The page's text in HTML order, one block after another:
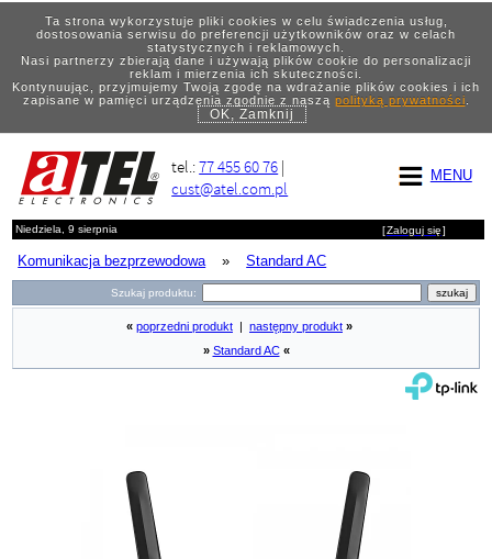
Ta strona wykorzystuje pliki cookies w celu świadczenia usług,
dostosowania serwisu do preferencji użytkowników oraz w celach
statystycznych i reklamowych.
Nasi partnerzy zbierają dane i używają plików cookie do personalizacji
reklam i mierzenia ich skuteczności.
Kontynuując, przyjmujemy Twoją zgodę na wdrażanie plików cookies i ich
zapisane w pamięci urządzenia zgodnie z naszą polityką prywatności.
OK, Zamknij
MENU
tel.:77 455 60 76 |
cust@atel.com.pl
Niedziela, 9 sierpnia [Zaloguj się]
Komunikacja bezprzewodowa » Standard AC
Szukaj produktu:
« poprzedni produkt następny produkt »
» Standard AC «